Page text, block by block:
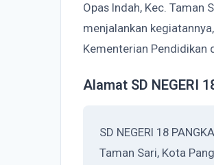
Opas Indah, Kec. Taman
menjalankan
Kementerian Pendidikan
Alamat SD NEGERI
SD NEGERI 18
Taman Sari, Kota